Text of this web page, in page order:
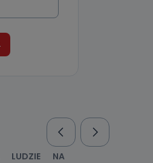
LUDZIE
NA